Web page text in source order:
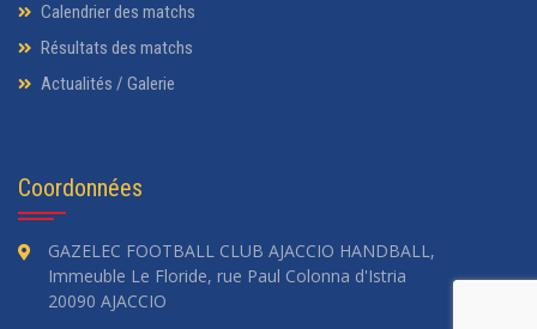
Calendrier des matchs
Résultats des matchs
Actualités / Galerie
Coordonnées
GAZELEC FOOTBALL CLUB AJACCIO HANDBALL,
Immeuble Le Floride, rue Paul Colonna d'Istria
20090 AJACCIO